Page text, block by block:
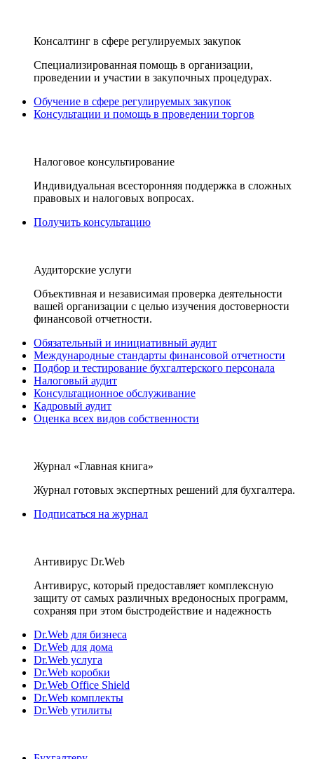
Консалтинг в сфере регулируемых закупок
Специализированная помощь в организации,
проведении и участии в закупочных процедурах.
Обучение в сфере регулируемых закупок
Консультации и помощь в проведении торгов
Налоговое консультирование
Индивидуальная всесторонняя поддержка в сложных
правовых и налоговых вопросах.
Получить консультацию
Аудиторские услуги
Объективная и независимая проверка деятельности
вашей организации с целью изучения достоверности
финансовой отчетности.
Обязательный и инициативный аудит
Международные стандарты финансовой отчетности
Подбор и тестирование бухгалтерского персонала
Налоговый аудит
Консультационное обслуживание
Кадровый аудит
Оценка всех видов собственности
Журнал «Главная книга»
Журнал готовых экспертных решений для бухгалтера.
Подписаться на журнал
Антивирус Dr.Web
Антивирус, который предоставляет комплексную
защиту от самых различных вредоносных программ,
сохраняя при этом быстродействие и надежность
Dr.Web для бизнеса
Dr.Web для дома
Dr.Web услуга
Dr.Web коробки
Dr.Web Office Shield
Dr.Web комплекты
Dr.Web утилиты